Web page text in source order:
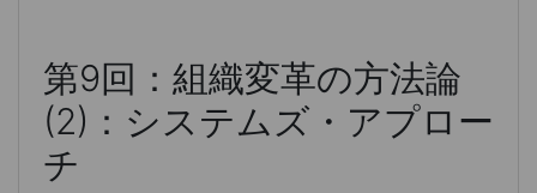
第9回：組織変革の方法論
(2)：システムズ・アプロー
チ